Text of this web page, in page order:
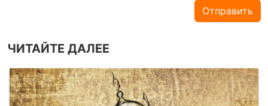
Отправить
ЧИТАЙТЕ ДАЛЕЕ